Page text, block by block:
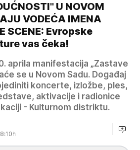
U NOVOM
VODEĆA IMENA
SCENE: Evropske
vas čeka!
aprila manifestacija „Zastave
se u Novom Sadu. Događaj
koncerte, izložbe, ples,
aktivacije i radionice
- Kulturnom distriktu.